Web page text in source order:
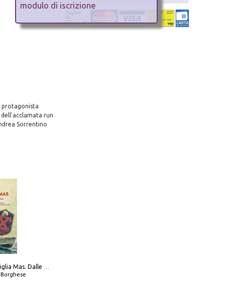
protagonista
run
Sorrentino
modulo di iscrizione